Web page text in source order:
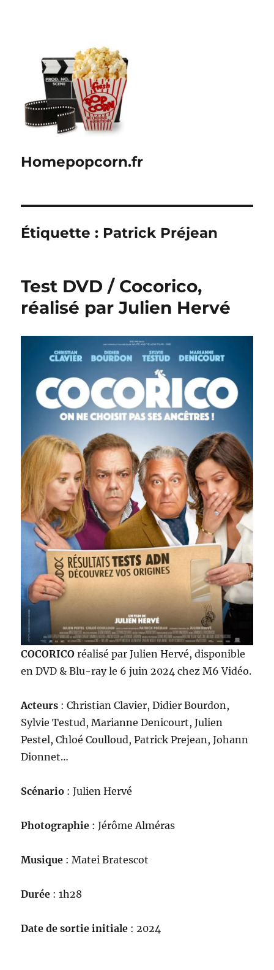
Homepopcorn.fr
Étiquette : Patrick Préjean
Test DVD / Cocorico,
réalisé par Julien Hervé
COCORICOréalisé par Julien Hervé, disponible
en DVD & Blu-ray le 6 juin 2024 chez M6 Vidéo.
Acteurs : Christian Clavier, Didier Bourdon,
Sylvie Testud, Marianne Denicourt, Julien
Pestel, Chloé Coulloud, Patrick Prejean, Johann
Dionnet…
Scénario : Julien Hervé
Photographie : Jérôme Alméras
Musique : Matei Bratescot
Durée : 1h28
Date de sortie initiale : 2024